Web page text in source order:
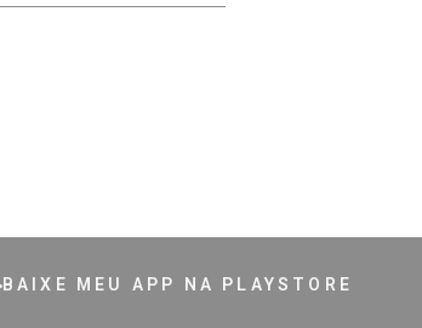
BAIXE MEU APP NA PLAYSTORE